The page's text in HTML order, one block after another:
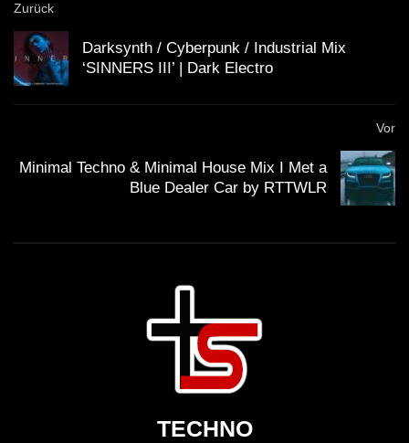
Zurück
Darksynth / Cyberpunk / Industrial Mix
‘SINNERS III’ | Dark Electro
Vor
Minimal Techno & Minimal House Mix I Met a
Blue Dealer Car by RTTWLR
TECHNO